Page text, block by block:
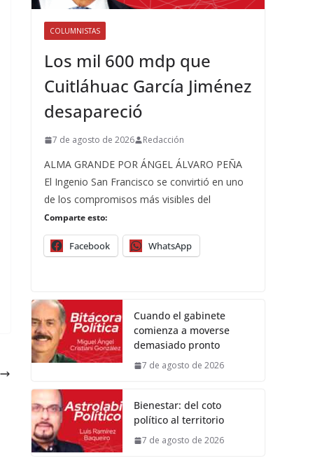
COLUMNISTAS
Los mil 600 mdp que
Cuitláhuac García Jiménez
desapareció
7 de agosto de 2026 Redacción
ALMA GRANDE POR ÁNGEL ÁLVARO PEÑA
El Ingenio San Francisco se convirtió en uno
de los compromisos más visibles del
Comparte esto:
Facebook WhatsApp
Cuando el gabinete
comienza a moverse
demasiado pronto
7 de agosto de 2026
Bienestar: del coto
político al territorio
7 de agosto de 2026